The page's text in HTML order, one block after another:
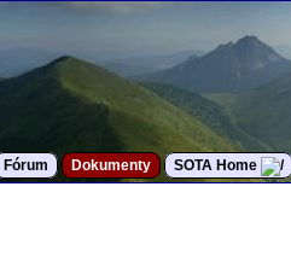
Fórum Dokumenty SOTA Home